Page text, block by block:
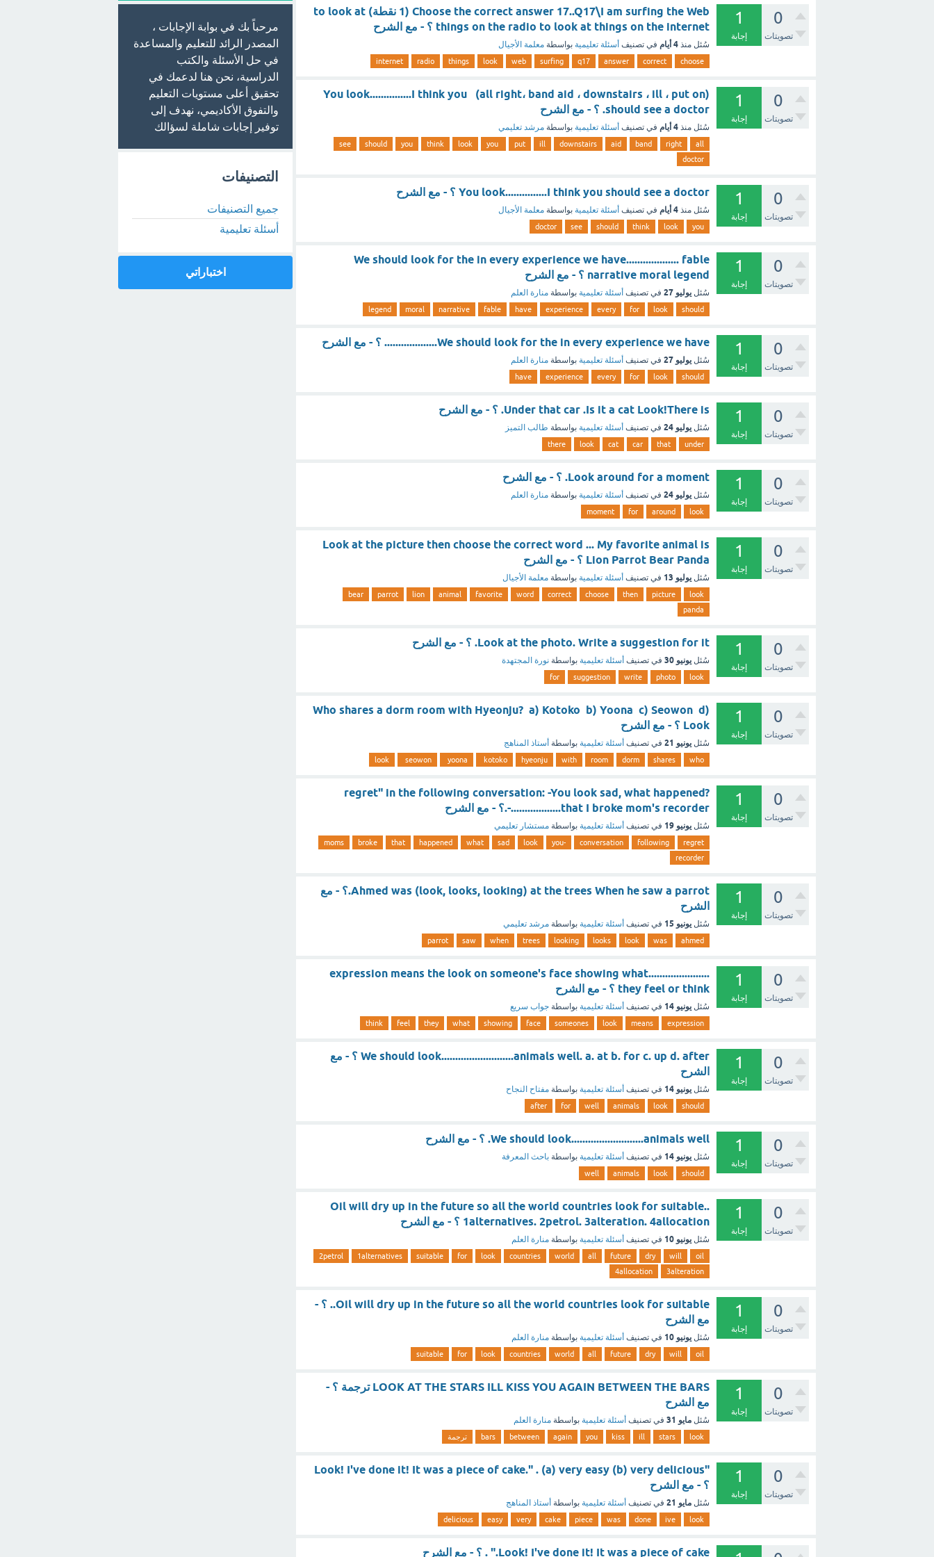
0
تصويتات
1
إجابة
Choose the correct answer 17..Q17\I am surfing the Web (1 نقطة) to look at
things on the radio to look at things on the internet ؟ - مع الشرح
سُئل منذ 4 أيام في تصنيف أسئلة تعليمية بواسطة معلمة الأجيال
choose
correct
answer
q17
surfing
web
look
things
radio
internet
0
تصويتات
1
إجابة
(all right، band aid ، downstairs ، ill ، put on) You look...............I think you
should see a doctor. ؟ - مع الشرح
سُئل منذ 4 أيام في تصنيف أسئلة تعليمية بواسطة مرشد تعليمي
all
right
band
aid
downstairs
ill
put
look
think
you
should
see
doctor
0
تصويتات
1
إجابة
You look...............I think you should see a doctor ؟ - مع الشرح
سُئل منذ 4 أيام في تصنيف أسئلة تعليمية بواسطة معلمة الأجيال
you
look
think
should
see
doctor
0
تصويتات
1
إجابة
We should look for the in every experience we have................... fable
narrative moral legend ؟ - مع الشرح
سُئل يوليو 27 في تصنيف أسئلة تعليمية بواسطة منارة العلم
should
look
for
every
experience
have
fable
narrative
moral
legend
0
تصويتات
1
إجابة
We should look for the in every experience we have................... ؟ - مع الشرح
سُئل يوليو 27 في تصنيف أسئلة تعليمية بواسطة منارة العلم
should
look
for
every
experience
have
0
تصويتات
1
إجابة
Under that car .Is it a cat Look!There is. ؟ - مع الشرح
سُئل يوليو 24 في تصنيف أسئلة تعليمية بواسطة طالب التميز
under
that
car
cat
look
there
0
تصويتات
1
إجابة
Look around for a moment. ؟ - مع الشرح
سُئل يوليو 24 في تصنيف أسئلة تعليمية بواسطة منارة العلم
look
around
for
moment
0
تصويتات
1
إجابة
Look at the picture then choose the correct word ... My favorite animal is
Lion Parrot Bear Panda ؟ - مع الشرح
سُئل يوليو 13 في تصنيف أسئلة تعليمية بواسطة معلمة الأجيال
look
picture
then
choose
correct
word
favorite
animal
lion
parrot
bear
panda
0
تصويتات
1
إجابة
Look at the photo. Write a suggestion for it. ؟ - مع الشرح
سُئل يونيو 30 في تصنيف أسئلة تعليمية بواسطة نورة المجتهدة
look
photo
write
suggestion
for
0
تصويتات
1
إجابة
Who shares a dorm room with Hyeonju? a) Kotoko b) Yoona c) Seowon d)
Look ؟ - مع الشرح
سُئل يونيو 21 في تصنيف أسئلة تعليمية بواسطة أستاذ المناهج
who
shares
dorm
room
with
hyeonju
kotoko
yoona
seowon
look
0
تصويتات
1
إجابة
regret" in the following conversation: -You look sad, what happened?
-..................that I broke mom's recorder.؟ - مع الشرح
سُئل يونيو 19 في تصنيف أسئلة تعليمية بواسطة مستشار تعليمي
regret
following
conversation
-you
look
sad
what
happened
that
broke
moms
recorder
0
تصويتات
1
إجابة
Ahmed was (look, looks, looking) at the trees When he saw a parrot.؟ - مع
الشرح
سُئل يونيو 15 في تصنيف أسئلة تعليمية بواسطة مرشد تعليمي
ahmed
was
look
looks
looking
trees
when
saw
parrot
0
تصويتات
1
إجابة
......................expression means the look on someone's face showing what
they feel or think ؟ - مع الشرح
سُئل يونيو 14 في تصنيف أسئلة تعليمية بواسطة جواب سريع
expression
means
look
someones
face
showing
what
they
feel
think
0
تصويتات
1
إجابة
We should look..........................animals well. a. at b. for c. up d. after ؟ - مع
الشرح
سُئل يونيو 14 في تصنيف أسئلة تعليمية بواسطة مفتاح النجاح
should
look
animals
well
for
after
0
تصويتات
1
إجابة
We should look..........................animals well. ؟ - مع الشرح
سُئل يونيو 14 في تصنيف أسئلة تعليمية بواسطة باحث المعرفة
should
look
animals
well
0
تصويتات
1
إجابة
Oil will dry up in the future so all the world countries look for suitable..
1alternatives. 2petrol. 3alteration. 4allocation ؟ - مع الشرح
سُئل يونيو 10 في تصنيف أسئلة تعليمية بواسطة منارة العلم
oil
will
dry
future
all
world
countries
look
for
suitable
1alternatives
2petrol
3alteration
4allocation
0
تصويتات
1
إجابة
Oil will dry up in the future so all the world countries look for suitable.. ؟ -
مع الشرح
سُئل يونيو 10 في تصنيف أسئلة تعليمية بواسطة منارة العلم
oil
will
dry
future
all
world
countries
look
for
suitable
0
تصويتات
1
إجابة
LOOK AT THE STARS ILL KISS YOU AGAIN BETWEEN THE BARS ترجمة ؟ -
مع الشرح
سُئل مايو 31 في تصنيف أسئلة تعليمية بواسطة منارة العلم
look
stars
ill
kiss
you
again
between
bars ترجمة
0
تصويتات
1
إجابة
"Look! I've done it! It was a piece of cake." . (a) very easy (b) very delicious
؟ - مع الشرح
سُئل مايو 21 في تصنيف أسئلة تعليمية بواسطة أستاذ المناهج
look
ive
done
was
piece
cake
very
easy
delicious
Look! I've done it! It was a piece of cake." . ؟ - مع الشرح
مرحباً بك في بوابة الإجابات ،
المصدر الرائد للتعليم والمساعدة
في حل الأسئلة والكتب
الدراسية، نحن هنا لدعمك في
تحقيق أعلى مستويات التعليم
والتفوق الأكاديمي، نهدف إلى
توفير إجابات شاملة لسؤالك
التصنيفات
جميع التصنيفات
أسئلة تعليمية
اختباراتي